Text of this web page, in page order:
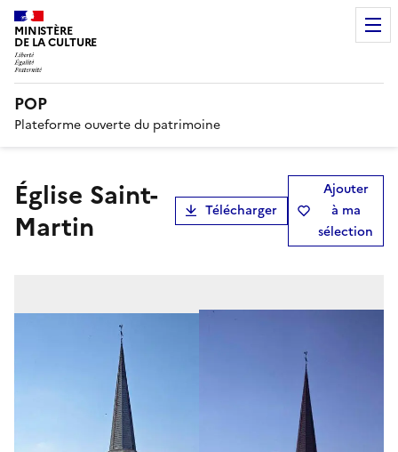
MINISTÈRE
DE LA CULTURE
POP
Plateforme ouverte du patrimoine
Église Saint-
Martin
Télécharger
Ajouter
à ma
sélection